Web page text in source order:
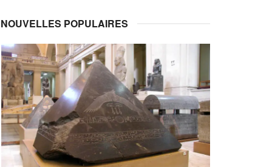
NOUVELLES POPULAIRES